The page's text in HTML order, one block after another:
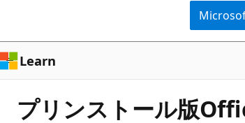
ン
ツ
に
Learn
プリンストール版